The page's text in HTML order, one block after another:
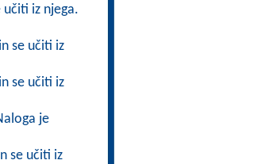
iz njega.
se učiti iz
se učiti iz
je
se učiti iz